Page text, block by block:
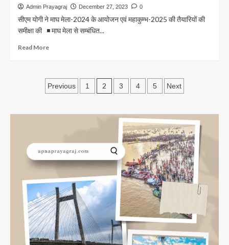
लला
!
आलमारी
माघ
तैयारियों
Admin Prayagraj December 27, 2023 0
सीएम योगी ने माघ मेला-2024 के आयोजन एवं महाकुम्भ-2025 की तैयारियों की
समीक्षा की ◾ माघ मेला से सम्बंधित...
Read MoreRead
योगी
ने
मेला-2024
एवं
महाकुम्भ-2025
की
की
समीक्षा
की
Posts
Previous 1 2 3 4 5 Next